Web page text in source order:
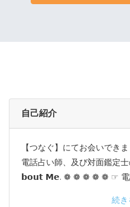
自己紹介
【つなぐ】にてお会いでき
電話占い師、及び対面鑑定
𝗯𝗼𝘂𝘁 𝗠𝗲. ❁ ❁ ❁ ❁ ❁ ☞ 電
続